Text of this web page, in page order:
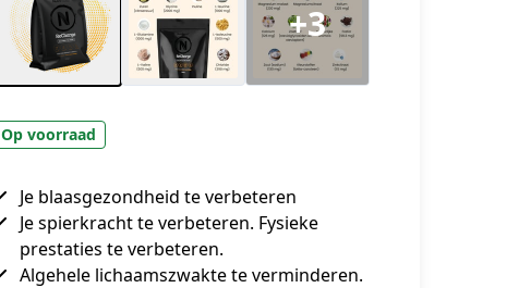
+3
Op voorraad
Je blaasgezondheid te verbeteren
Je spierkracht te verbeteren. Fysieke
prestaties te verbeteren.
Algehele lichaamszwakte te verminderen.